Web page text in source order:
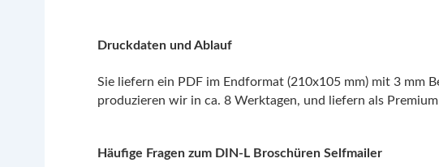
Druckdaten und Ablauf
Sie liefern ein PDF im Endformat (210x105 mm) mit 3 mm
produzieren wir in ca. 8 Werktagen, und liefern als
Häufige Fragen zum DIN-L Broschüren Selfmailer